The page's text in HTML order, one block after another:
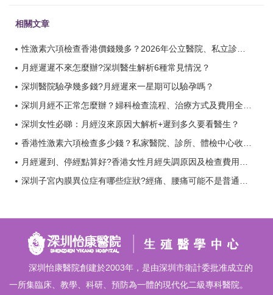
相關文章
性激素六項檢查香港價錢幾多？2026年公立醫院、私立診所收費比較？
月經遲遲不來怎麼辦?深圳醫生解析6種常見情況？
深圳醫院驗孕幾多錢?月經遲來一星期可以驗孕嗎？
深圳月經不正常怎麼辦？婦科檢查流程、治療方式及費用全攻略？
深圳女性必睇：月經沒來原因大解析+遲到多久要看醫生？
香港性激素六項檢查多少錢？私家醫院、診所、體檢中心收費標準全解析？
月經遲到、停經點算好?香港女性月經失調原因及檢查費用全解析？
深圳子宮內膜異位症有哪些症狀?經痛、腰痛可能不是普通姨媽痛？
深圳怡康醫院創建於2003年，是由深圳市衛計委批准成立的
一所集臨床、教學、科研、預防為一體的現代化二級專科醫院。